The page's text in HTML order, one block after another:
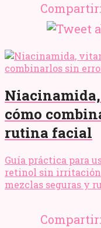
Compartir:
cómo
rutina facial
Guía práctica para
retinol sin
mezclas seguras y
Compartir: